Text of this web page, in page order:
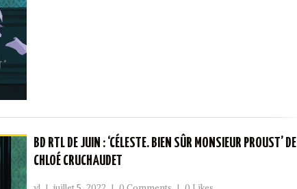
BD RTL DE JUIN : ‘CÉLESTE. BIEN SÛR MONSIEUR PROUST’ DE
CHLOÉ CRUCHAUDET